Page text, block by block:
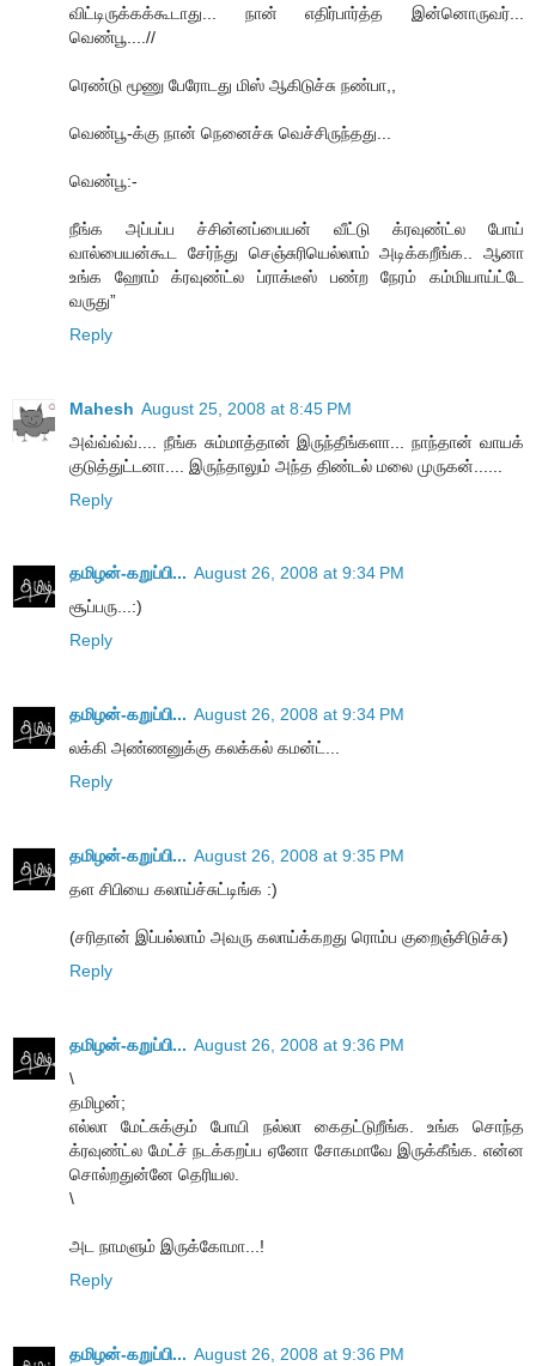
விட்டிருக்கக்கூடாது... நான் எதிர்பார்த்த இன்னொருவர்...
வெண்பூ....//
ரெண்டு மூணு பேரோடது மிஸ் ஆகிடுச்சு நண்பா,,
வெண்பூ-க்கு நான் நெனைச்சு வெச்சிருந்தது...
வெண்பூ:-
நீங்க அப்பப்ப ச்சின்னப்பையன் வீட்டு க்ரவுண்ட்ல போய்
வால்பையன்கூட சேர்ந்து செஞ்சுரியெல்லாம் அடிக்கறீங்க.. ஆனா
உங்க ஹோம் க்ரவுண்ட்ல ப்ராக்டீஸ் பண்ற நேரம் கம்மியாய்ட்டே
வருது”
Reply
Mahesh August 25, 2008 at 8:45 PM
அவ்வ்வ்வ்.... நீங்க சும்மாத்தான் இருந்தீங்களா... நாந்தான் வாயக்
குடுத்துட்டனா.... இருந்தாலும் அந்த திண்டல் மலை முருகன்......
Reply
தமிழன்-கறுப்பி... August 26, 2008 at 9:34 PM
சூப்பரு...:)
Reply
தமிழன்-கறுப்பி... August 26, 2008 at 9:34 PM
லக்கி அண்ணனுக்கு கலக்கல் கமன்ட்...
Reply
தமிழன்-கறுப்பி... August 26, 2008 at 9:35 PM
தள சிபியை கலாய்ச்சுட்டிங்க :)
(சரிதான் இப்பல்லாம் அவரு கலாய்க்கறது ரொம்ப குறைஞ்சிடுச்சு)
Reply
தமிழன்-கறுப்பி... August 26, 2008 at 9:36 PM
\
தமிழன்;
எல்லா மேட்சுக்கும் போயி நல்லா கைதட்டுறீங்க. உங்க சொந்த
க்ரவுண்ட்ல மேட்ச் நடக்கறப்ப ஏனோ சோகமாவே இருக்கீங்க. என்ன
சொல்றதுன்னே தெரியல.
\
அட நாமளும் இருக்கோமா...!
Reply
தமிழன்-கறுப்பி... August 26, 2008 at 9:36 PM